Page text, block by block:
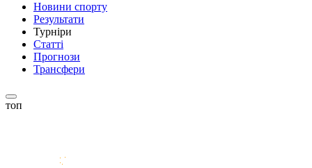
Новини спорту
Результати
Турніри
Статті
Прогнози
Трансфери
топ